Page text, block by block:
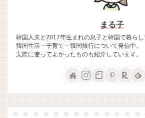
まる子
韓国人夫と2017年生まれの息子と韓国で暮らし
韓国生活・子育て・韓国旅行について発信中。
実際に使ってよかったものも紹介しています。